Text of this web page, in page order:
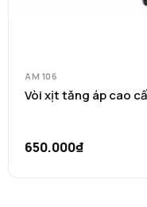
AM 106
Vòi xịt tăng áp cao
650.000₫